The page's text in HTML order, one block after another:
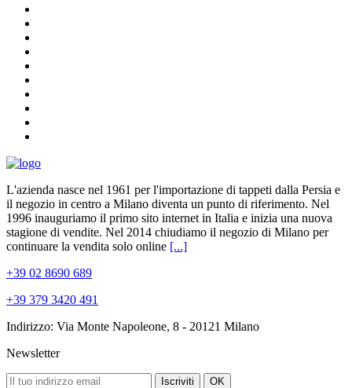
L'azienda nasce nel 1961 per l'importazione di tappeti dalla Persia e
il negozio in centro a Milano diventa un punto di riferimento. Nel
1996 inauguriamo il primo sito internet in Italia e inizia una nuova
stagione di vendite. Nel 2014 chiudiamo il negozio di Milano per
continuare la vendita solo online [...]
+39 02 8690 689
+39 379 3420 491
Indirizzo: Via Monte Napoleone, 8 - 20121 Milano
Newsletter
Iscriviti OK